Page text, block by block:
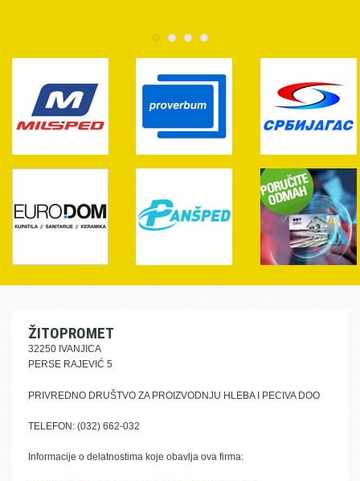
ŽITOPROMET
32250 IVANJICA
PERSE RAJEVIĆ 5
PRIVREDNO DRUŠTVO ZA PROIZVODNJU HLEBA I PECIVA DOO
TELEFON: (032) 662-032
Informacije o delatnostima koje obavlja ova firma: